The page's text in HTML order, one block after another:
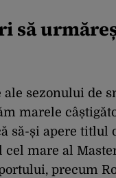
să
sezonului de
marele
să-și apere titlul
mare al
precum